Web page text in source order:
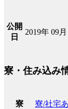
公開
日
2019年 09月
寮・住み込み
寮 寮/社宅